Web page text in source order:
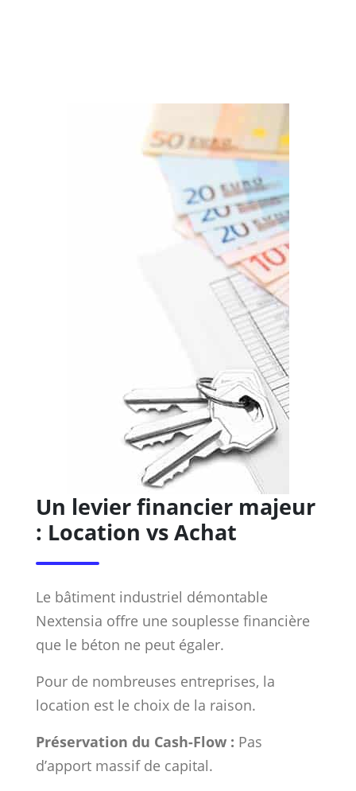
Un levier financier majeur
: Location vs Achat
Le bâtiment industriel démontable
Nextensia offre une souplesse financière
que le béton ne peut égaler.
Pour de nombreuses entreprises, la
location est le choix de la raison.
Préservation du Cash-Flow : Pas
d’apport massif de capital.